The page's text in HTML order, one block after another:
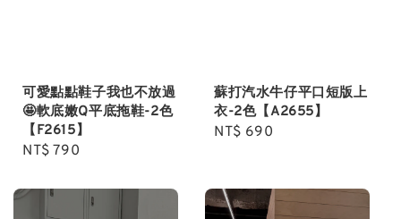
可愛點點鞋子我也不放過
🤩軟底嫩Q平底拖鞋-2色
【F2615】
Regular
NT$ 790
蘇打汽水牛仔平口短版上
衣-2色【A2655】
Regular
NT$ 690